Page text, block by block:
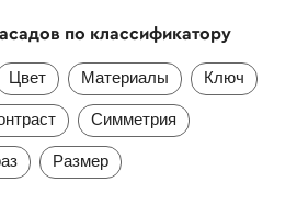
по классификатору
Цвет Материалы Ключ
Симметрия
Размер